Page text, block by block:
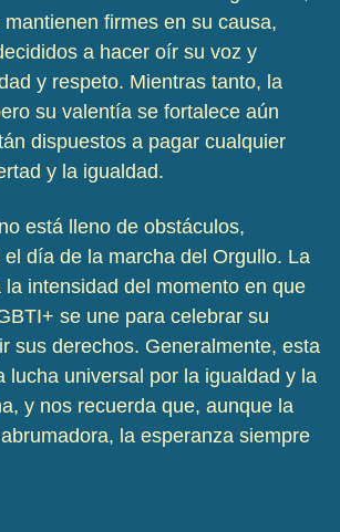
mantienen firmes en su causa,
a hacer oír su voz y
y respeto. Mientras tanto, la
su valentía se fortalece aún
dispuestos a pagar cualquier
y la igualdad.
está lleno de obstáculos,
día de la marcha del Orgullo. La
intensidad del momento en que
se une para celebrar su
sus derechos. Generalmente, esta
lucha universal por la igualdad y la
y nos recuerda que, aunque la
la esperanza siempre